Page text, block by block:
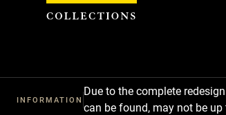
INFORMATION
Due to the complete
can be found, may not be
Cookies management panel